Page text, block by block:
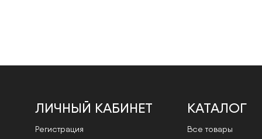
ЛИЧНЫЙ КАБИНЕТ
Регистрация
КАТАЛОГ
Все товары